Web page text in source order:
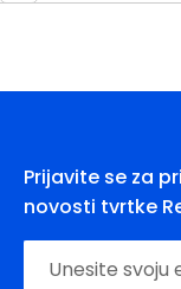
Prijavite se za
novosti tvrtke